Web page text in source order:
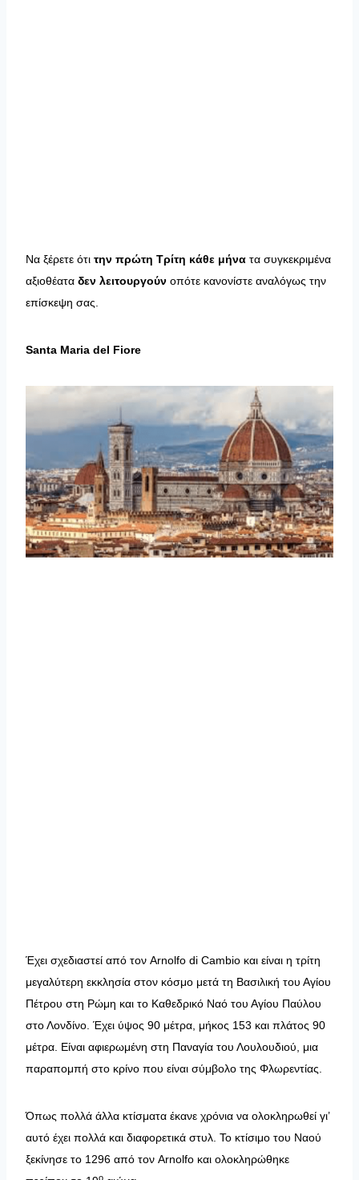
Να ξέρετε ότι την πρώτη Τρίτη κάθε μήνα τα συγκεκριμένα
αξιοθέατα δεν λειτουργούν οπότε κανονίστε αναλόγως την
επίσκεψη σας.
Santa Maria del Fiore
Έχει σχεδιαστεί από τον Arnolfo di Cambio και είναι η τρίτη
μεγαλύτερη εκκλησία στον κόσμο μετά τη Βασιλική του Αγίου
Πέτρου στη Ρώμη και το Καθεδρικό Ναό του Αγίου Παύλου
στο Λονδίνο. Έχει ύψος 90 μέτρα, μήκος 153 και πλάτος 90
μέτρα. Είναι αφιερωμένη στη Παναγία του Λουλουδιού, μια
παραπομπή στο κρίνο που είναι σύμβολο της Φλωρεντίας.
Όπως πολλά άλλα κτίσματα έκανε χρόνια να ολοκληρωθεί γι’
αυτό έχει πολλά και διαφορετικά στυλ. Το κτίσιμο του Ναού
ξεκίνησε το 1296 από τον Arnolfo και ολοκληρώθηκε
ο